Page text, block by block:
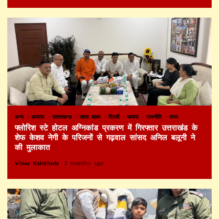
अन्य अपराध उत्तराखण्ड खास खबर दिल्ली भाजपा राजनीति राज्य
फ्लोरिश स्टे होटल अग्निकांड प्रकरण में गिरफ्तार उत्तराखंड के
शेफ केशव नेगी के परिजनों से गढ़वाल सांसद अनिल बलूनी ने
की मुलाकात
Vinay Kainthola 2 months ago